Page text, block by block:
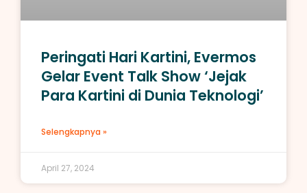
Peringati Hari Kartini, Evermos
Gelar Event Talk Show ‘Jejak
Para Kartini di Dunia Teknologi’
Selengkapnya »
April 27, 2024